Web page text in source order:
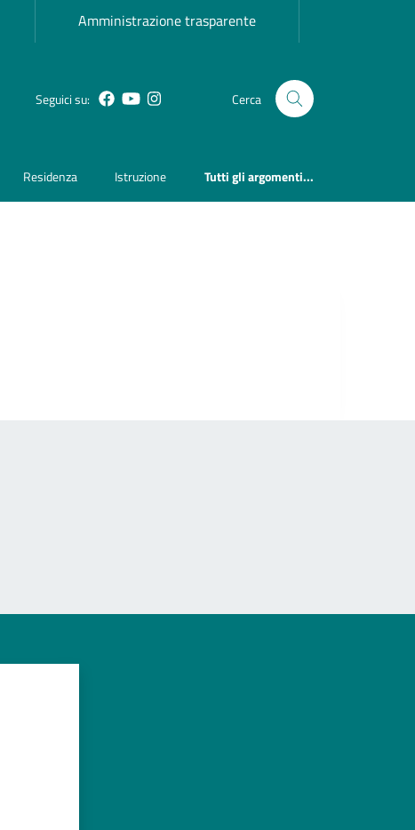
Amministrazione trasparente
Seguici su: Facebook
YouTubeInstagram Cerca
Residenza Istruzione Tutti gli argomenti...